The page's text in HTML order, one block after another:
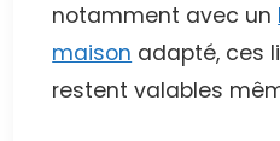
notamment avec un
maison adapté, ces
restent valables